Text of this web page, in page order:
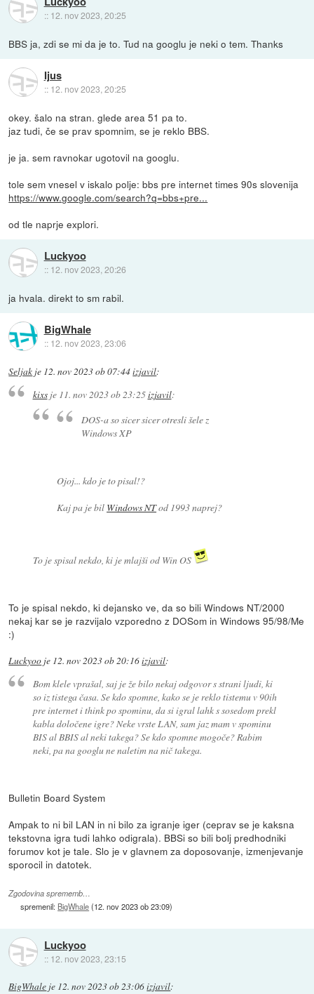
:: 12. nov 2023, 20:25
BBS ja, zdi se mi da je to. Tud na googlu je neki o tem. Thanks
Ijus
:: 12. nov 2023, 20:25
okey. šalo na stran. glede area 51 pa to.
jaz tudi, če se prav spomnim, se je reklo BBS.
je ja. sem ravnokar ugotovil na googlu.
tole sem vnesel v iskalo polje: bbs pre internet times 90s slovenija
https://www.google.com/search?q=bbs+pre...
od tle naprje explori.
Luckyoo
:: 12. nov 2023, 20:26
ja hvala. direkt to sm rabil.
BigWhale
:: 12. nov 2023, 23:06
Seljak je 12. nov 2023 ob 07:44izjavil:
kixsje 11. nov 2023 ob 23:25izjavil:
DOS-a so sicer sicer otresli šele z
Windows XP
Ojoj... kdo je to pisal!?
Kaj pa je bil Windows NTod 1993 naprej?
To je spisal nekdo, ki je mlajši od Win OS
To je spisal nekdo, ki dejansko ve, da so bili Windows NT/2000
nekaj kar se je razvijalo vzporedno z DOSom in Windows 95/98/Me
:)
Luckyoo je 12. nov 2023 ob 20:16izjavil:
Bom klele vprašal, saj je že bilo nekaj odgovor s strani ljudi, ki
so iz tistega časa. Se kdo spomne, kako se je reklo tistemu v 90ih
pre internet i think po spominu, da si igral lahk s sosedom prekl
kabla določene igre? Neke vrste LAN, sam jaz mam v spominu
BIS al BBIS al neki takega? Se kdo spomne mogoče? Rabim
neki, pa na googlu ne naletim na nič takega.
Bulletin Board System
Ampak to ni bil LAN in ni bilo za igranje iger (ceprav se je kaksna
tekstovna igra tudi lahko odigrala). BBSi so bili bolj predhodniki
forumov kot je tale. Slo je v glavnem za doposovanje, izmenjevanje
sporocil in datotek.
Zgodovina sprememb…
spremenil: BigWhale(12. nov 2023 ob 23:09)
Luckyoo
:: 12. nov 2023, 23:15
BigWhale je 12. nov 2023 ob 23:06izjavil: